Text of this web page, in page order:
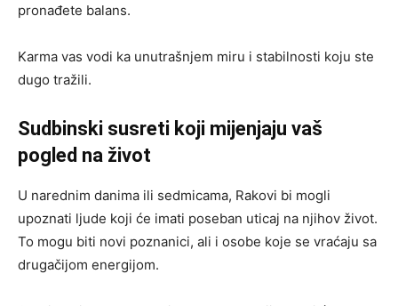
pronađete balans.
Karma vas vodi ka unutrašnjem miru i stabilnosti koju ste
dugo tražili.
Sudbinski susreti koji mijenjaju vaš
pogled na život
U narednim danima ili sedmicama, Rakovi bi mogli
upoznati ljude koji će imati poseban uticaj na njihov život.
To mogu biti novi poznanici, ali i osobe koje se vraćaju sa
drugačijom energijom.